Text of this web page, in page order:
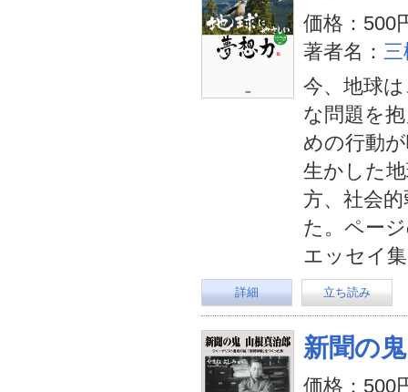
価格：500
著者名： 三
今、地球
な問題を
めの行動
生かした
方、社会
た。ペー
エッセイ
詳細 立ち読み
新聞の
価格：500